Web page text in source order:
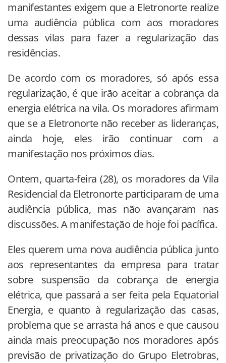
manifestantes exigem que a Eletronorte realize
uma audiência pública com aos moradores
dessas vilas para fazer a regularização das
residências.
De acordo com os moradores, só após essa
regularização, é que irão aceitar a cobrança da
energia elétrica na vila. Os moradores afirmam
que se a Eletronorte não receber as lideranças,
ainda hoje, eles irão continuar com a
manifestação nos próximos dias.
Ontem, quarta-feira (28), os moradores da Vila
Residencial da Eletronorte participaram de uma
audiência pública, mas não avançaram nas
discussões. A manifestação de hoje foi pacífica.
Eles querem uma nova audiência pública junto
aos representantes da empresa para tratar
sobre suspensão da cobrança de energia
elétrica, que passará a ser feita pela Equatorial
Energia, e quanto à regularização das casas,
problema que se arrasta há anos e que causou
ainda mais preocupação nos moradores após
previsão de privatização do Grupo Eletrobras,